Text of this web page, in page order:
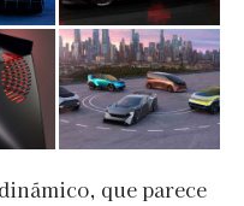
que parece